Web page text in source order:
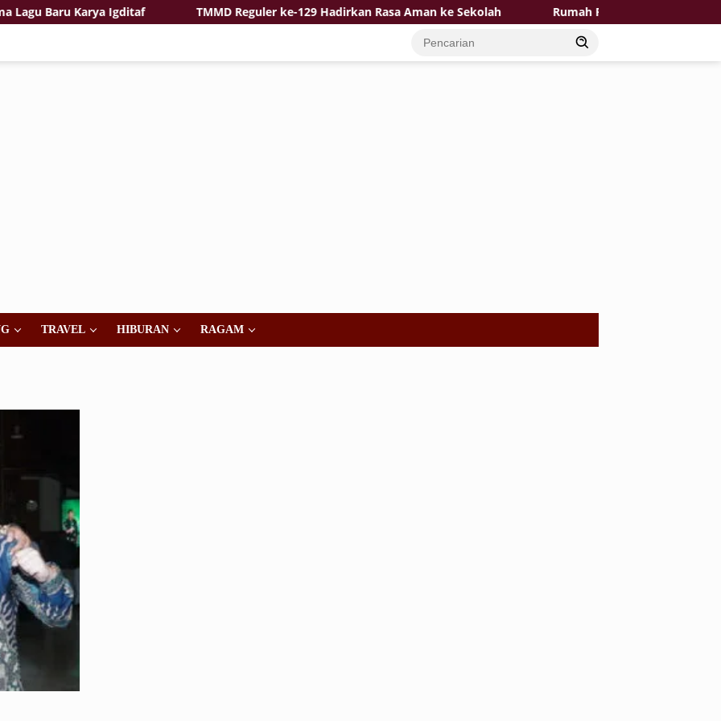
Baru Karya Igditaf TMMD Reguler ke-129 Hadirkan Rasa Aman ke Sekolah Rumah Pak Toid Kian Layak Huni
TRAVEL HIBURAN RAGAM